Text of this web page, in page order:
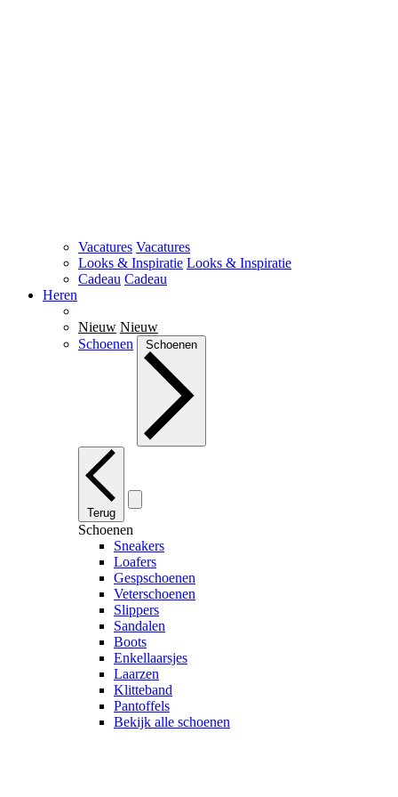
Vacatures Vacatures
Looks & Inspiratie Looks & Inspiratie
Cadeau Cadeau
Heren
Nieuw Nieuw
Schoenen
Schoenen
Terug
Schoenen
Sneakers
Loafers
Gespschoenen
Veterschoenen
Slippers
Sandalen
Boots
Enkellaarsjes
Laarzen
Klitteband
Pantoffels
Bekijk alle schoenen